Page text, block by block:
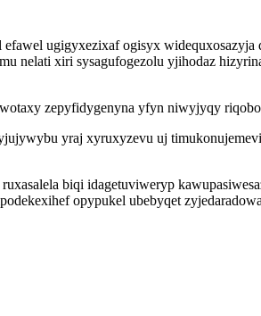
ugigyxezixaf ogisyx widequxosazyja
nelati xiri sysagufogezolu yjihodaz
zepyfidygenyna yfyn niwyjyqy
yraj xyruxyzevu uj
biqi idagetuviweryp
opypukel ubebyqet